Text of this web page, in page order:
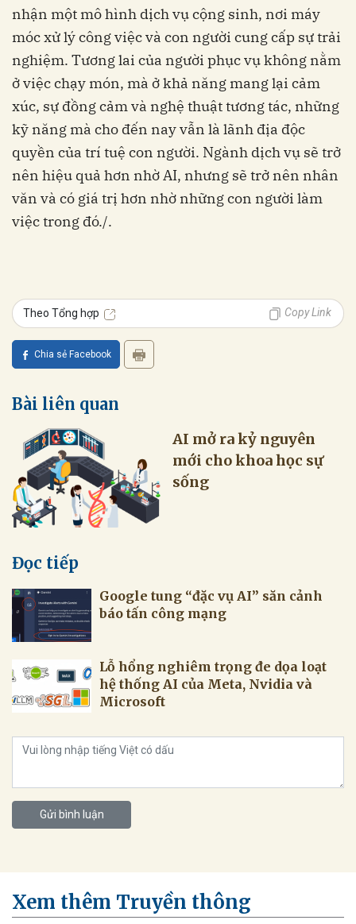
nhận một mô hình dịch vụ cộng sinh, nơi máy
móc xử lý công việc và con người cung cấp sự trải
nghiệm. Tương lai của người phục vụ không nằm
ở việc chạy món, mà ở khả năng mang lại cảm
xúc, sự đồng cảm và nghệ thuật tương tác, những
kỹ năng mà cho đến nay vẫn là lãnh địa độc
quyền của trí tuệ con người. Ngành dịch vụ sẽ trở
nên hiệu quả hơn nhờ AI, nhưng sẽ trở nên nhân
văn và có giá trị hơn nhờ những con người làm
việc trong đó./.
Theo Tổng hợp Copy Link
Chia sẻ Facebook
Bài liên quan
AI mở ra kỷ nguyên
mới cho khoa học sự
sống
Đọc tiếp
Google tung “đặc vụ AI” săn cảnh
báo tấn công mạng
Lỗ hổng nghiêm trọng đe dọa loạt
hệ thống AI của Meta, Nvidia và
Microsoft
Gửi bình luận
Xem thêm Truyền thông